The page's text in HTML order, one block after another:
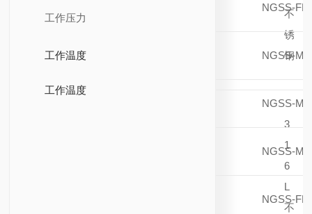
工作压力
工作温度
工作温度
不
锈
钢
3
1
6
L
不
NGSS-
NGSS-
NGSS-
NGSS-
NGSS-